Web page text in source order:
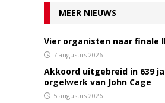
MEER NIEUWS
Vier organisten naar finale
7 augustus 2026
Akkoord uitgebreid in 639
orgelwerk van John Cage
5 augustus 2026